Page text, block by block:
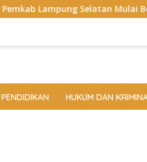
Mulai Benahi Jalan RA Basyid,
PENDIDIKAN HUKUM DAN